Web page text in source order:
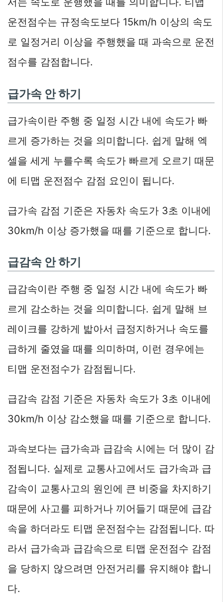
운전점수는 규정속도보다 15km/h 이상의 속도
로 일정거리 이상을 주행했을 때 과속으로 운전
점수를 감점합니다.
급가속 안 하기
급가속이란 주행 중 일정 시간 내에 속도가 빠
르게 증가하는 것을 의미합니다. 쉽게 말해 엑
셀을 세게 누를수록 속도가 빠르게 오르기 때문
에 티맵 운전점수 감점 요인이 됩니다.
급가속 감점 기준은 자동차 속도가 3초 이내에
30km/h 이상 증가했을 때를 기준으로 합니다.
급감속 안 하기
급감속이란 주행 중 일정 시간 내에 속도가 빠
르게 감소하는 것을 의미합니다. 쉽게 말해 브
레이크를 강하게 밟아서 급정지하거나 속도를
급하게 줄였을 때를 의미하며, 이런 경우에는
티맵 운전점수가 감점됩니다.
급감속 감점 기준은 자동차 속도가 3초 이내에
30km/h 이상 감소했을 때를 기준으로 합니다.
과속보다는 급가속과 급감속 시에는 더 많이 감
점됩니다. 실제로 교통사고에서도 급가속과 급
감속이 교통사고의 원인에 큰 비중을 차지하기
때문에 사고를 피하거나 끼어들기 때문에 급감
속을 하더라도 티맵 운전점수는 감점됩니다. 따
라서 급가속과 급감속으로 티맵 운전점수 감점
을 당하지 않으려면 안전거리를 유지해야 합니
다.